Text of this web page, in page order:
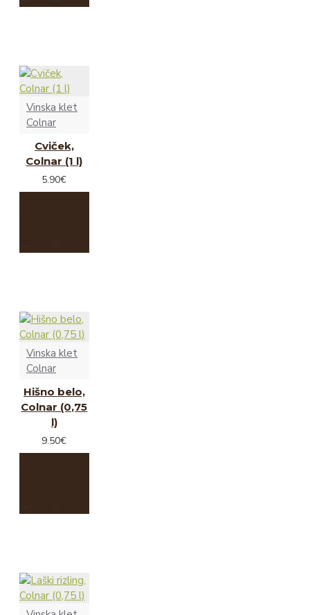
Vinska klet
Colnar
Cviček,
Colnar (1 l)
5.90€
Vinska klet
Colnar
Hišno belo,
Colnar (0,75
l)
9.50€